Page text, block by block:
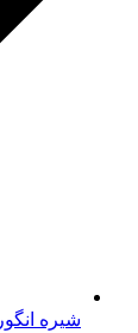
شیره انگور